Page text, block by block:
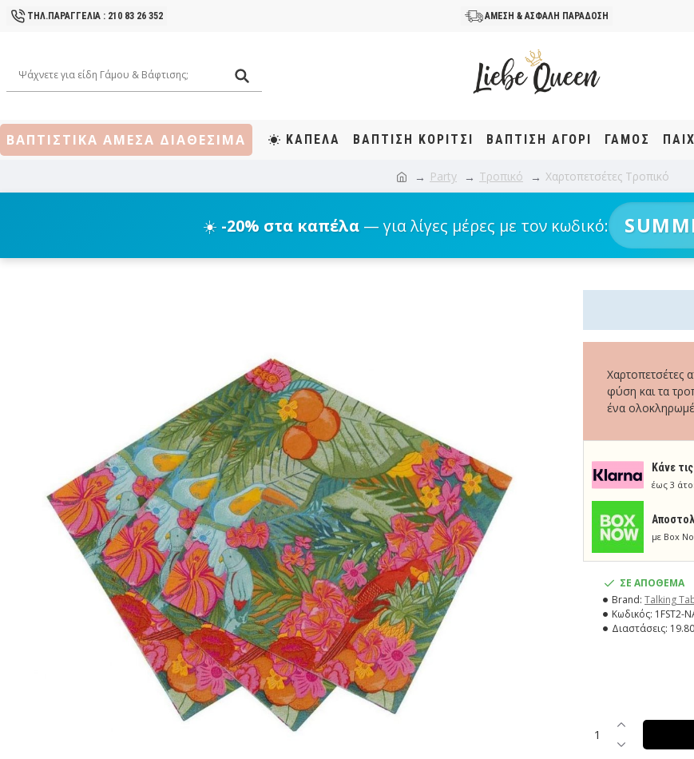
ΤΗΛ.ΠΑΡΑΓΓΕΛΙΑ : 210 83 26 352 ΑΜΕΣΗ & ΑΣΦΑΛΗ ΠΑΡΑΔΟΣΗ
ΒΑΠΤΙΣΤΙΚΑ ΑΜΕΣΑ ΔΙΑΘΕΣΙΜΑ ΚΑΠΕΛΑ ΒΆΠΤΙΣΗ KOΡΊΤΣΙ ΒΆΠΤΙΣΗ ΑΓΌΡΙ ΓΑΜΟΣ
Party Τροπικό Χαρτοπετσέτες Τροπικό
☀️ -20% στα καπέλα — για λίγες μέρες με τον κωδικό:
Κάνε
έως 3
με Box
Χαρτοπετσέτες
φύση και τα
ένα
ΣΕ ΑΠΟΘΕΜΑ
Brand: Talking
Κωδικός: 1FST2-
Διαστάσεις: